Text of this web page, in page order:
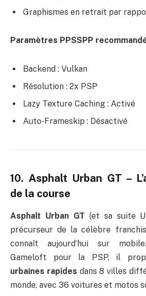
Graphismes en retrait par
Paramètres PPSSPP
Backend : Vulkan
Résolution : 2x PSP
Lazy Texture Caching : Activé
Auto-Frameskip : Désactivé
10. Asphalt Urban GT –
de la course
Asphalt Urban GT (et sa suite
précurseur de la célèbre
connaît aujourd’hui sur
Gameloft pour la PSP, il
urbaines rapides dans 8 villes
monde, avec 36 voitures et motos